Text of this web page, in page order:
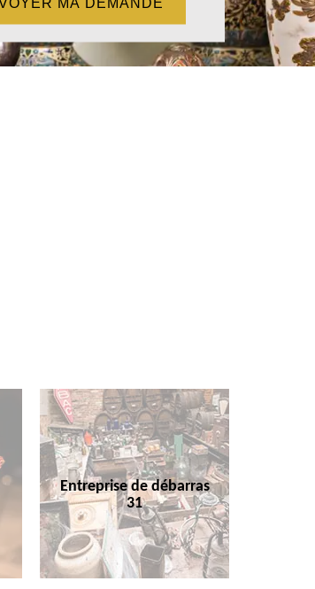
Entreprise de débarras
31